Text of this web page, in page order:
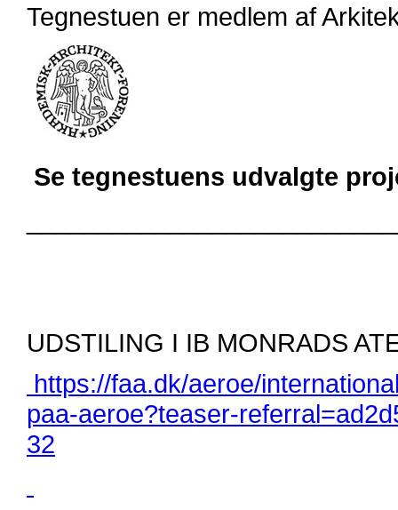
Tegnestuen er medlem af
Se tegnestuens udvalgte
UDSTILING I IB MONRADS
https://faa.dk/aeroe/
paa-aeroe?teaser-
32